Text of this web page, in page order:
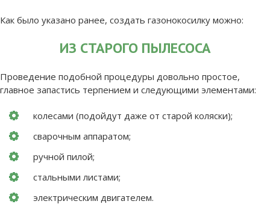
Как было указано ранее, создать газонокосилку можно:
ИЗ СТАРОГО ПЫЛЕСОСА
Проведение подобной процедуры довольно простое,
главное запастись терпением и следующими элементами:
колесами (подойдут даже от старой коляски);
сварочным аппаратом;
ручной пилой;
стальными листами;
электрическим двигателем.